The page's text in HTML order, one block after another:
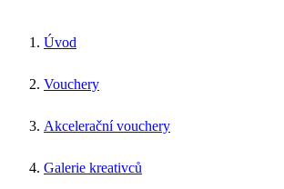
Úvod
Vouchery
Akcelerační vouchery
Galerie kreativců